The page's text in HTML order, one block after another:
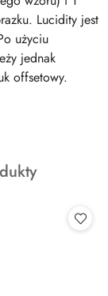
Lucidity jest
użyciu
jednak
offsetowy.